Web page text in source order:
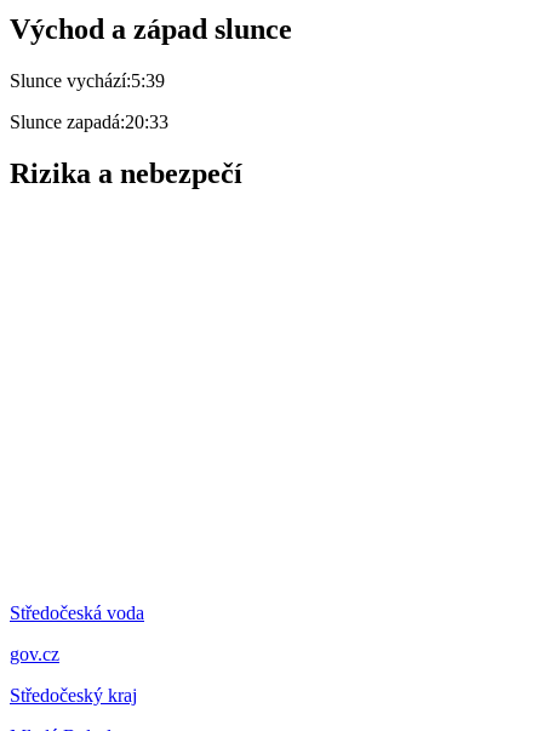
Východ a západ slunce
Slunce vychází:5:39
Slunce zapadá:20:33
Rizika a nebezpečí
Středočeská voda
gov.cz
Středočeský kraj